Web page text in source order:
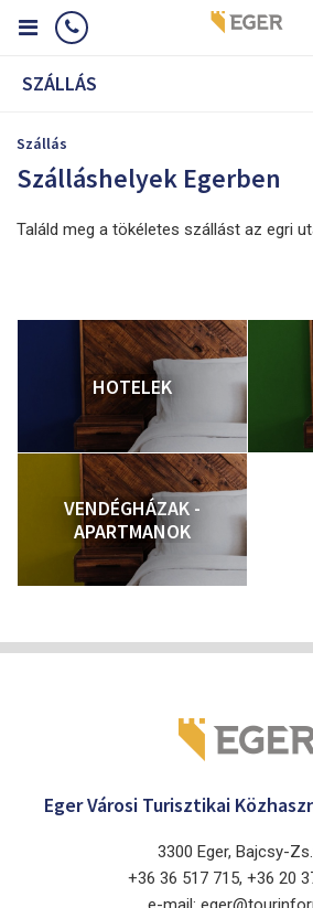
SZÁLLÁS
Szállás
Szálláshelyek Egerben
Találd meg a tökéletes szállást az egri
HOTELEK
VENDÉGHÁZAK -
APARTMANOK
Eger Városi Turisztikai
3300 Eger, Bajcsy-
+36 36 517 715, +36 20